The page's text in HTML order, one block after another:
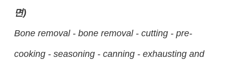
면)
Bone removal - bone removal - cutting - pre-
cooking - seasoning - canning - exhausting and